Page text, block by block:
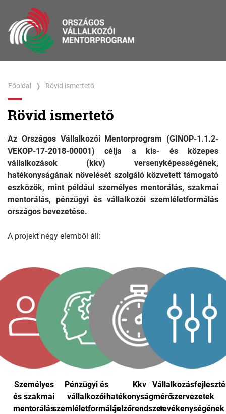
Főoldal Rövid ismertető
Rövid ismertető
Az Országos Vállalkozói Mentorprogram (GINOP-1.1.2-
VEKOP-17-2018-00001) célja a kis- és közepes
vállalkozások (kkv) versenyképességének,
hatékonyságának növelését szolgáló közvetett támogató
eszközök, mint például személyes mentorálás, szakmai
mentorálás, pénzügyi és vállalkozói szemléletformálás
országos bevezetése.
A projekt négy elemből áll:
Személyes
és szakmai
mentorálás
Pénzügyi és
vállalkozói
szemléletformálás
Kkv
hatékonyságmérő
jelzőrendszer
szervezetek
tevékenységének